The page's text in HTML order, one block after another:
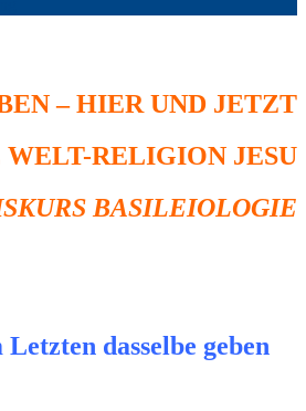
– HIER UND JETZT
WELT-RELIGION JESU
BASILEIOLOGIE
dasselbe geben